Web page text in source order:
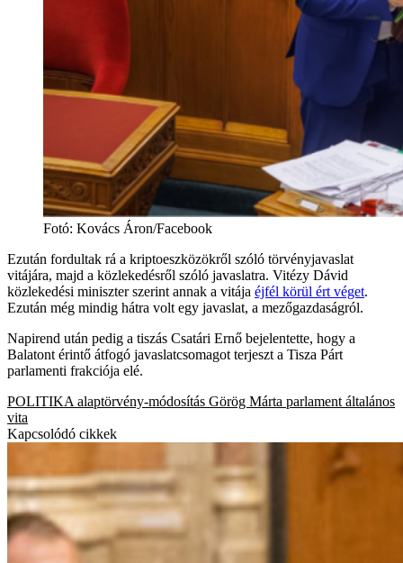
Fotó: Kovács Áron/Facebook
Ezután fordultak rá a kriptoeszközökről szóló törvényjavaslat
vitájára, majd a közlekedésről szóló javaslatra. Vitézy Dávid
közlekedési miniszter szerint annak a vitája éjfél körül ért véget.
Ezután még mindig hátra volt egy javaslat, a mezőgazdaságról.
Napirend után pedig a tiszás Csatári Ernő bejelentette, hogy a
Balatont érintő átfogó javaslatcsomagot terjeszt a Tisza Párt
parlamenti frakciója elé.
POLITIKA alaptörvény-módosítás Görög Márta parlament általános
vita
Kapcsolódó cikkek